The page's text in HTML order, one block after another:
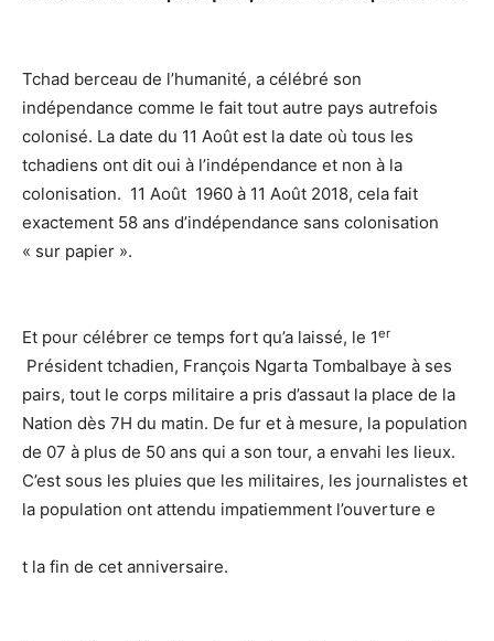
Tchad berceau de l’humanité, a célébré son
indépendance comme le fait tout autre pays autrefois
colonisé. La date du 11 Août est la date où tous les
tchadiens ont dit oui à l’indépendance et non à la
colonisation. 11 Août 1960 à 11 Août 2018, cela fait
exactement 58 ans d’indépendance sans colonisation
« sur papier ».
Et pour célébrer ce temps fort qu’a laissé, le 1er
Président tchadien, François Ngarta Tombalbaye à ses
pairs, tout le corps militaire a pris d’assaut la place de la
Nation dès 7H du matin. De fur et à mesure, la population
de 07 à plus de 50 ans qui a son tour, a envahi les lieux.
C’est sous les pluies que les militaires, les journalistes et
la population ont attendu impatiemment l’ouverture e
t la fin de cet anniversaire.